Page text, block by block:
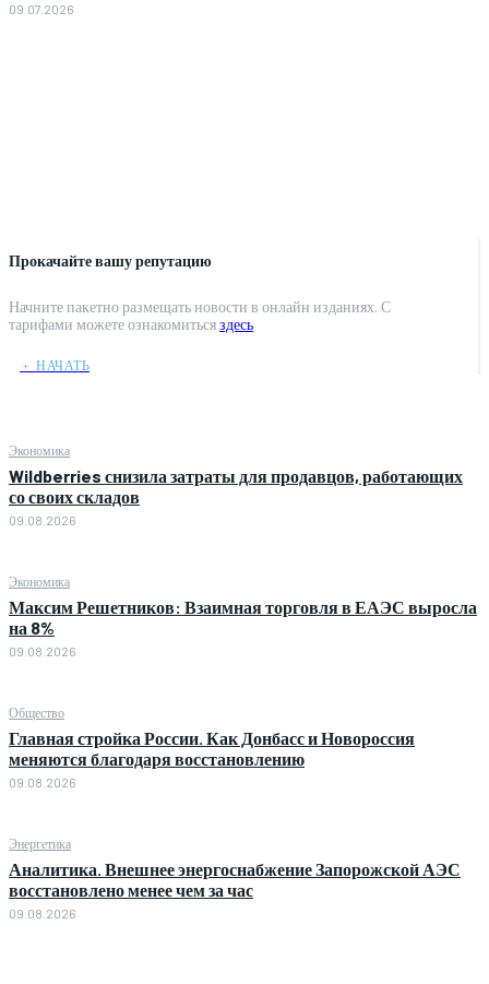
Прокачайте вашу репутацию
Начните пакетно размещать новости в онлайн изданиях. С
тарифами можете ознакомитьсяздесь
﹢ НАЧАТЬ
Экономика
Wildberries снизила затраты для продавцов, работающих
со своих складов
09.08.2026
Экономика
Максим Решетников: Взаимная торговля в ЕАЭС выросла
на 8%
09.08.2026
Общество
Главная стройка России. Как Донбасс и Новороссия
меняются благодаря восстановлению
09.08.2026
Энергетика
Аналитика. Внешнее энергоснабжение Запорожской АЭС
восстановлено менее чем за час
09.08.2026
09.07.2026